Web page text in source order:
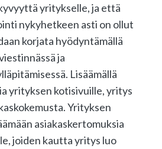
yritykselle, ja että
nykyhetkeen asti on ollut
korjata hyödyntämällä
ja
Lisäämällä
yrityksen kotisivuille, yritys
Yrityksen
asiakaskertomuksia
joiden kautta yritys luo